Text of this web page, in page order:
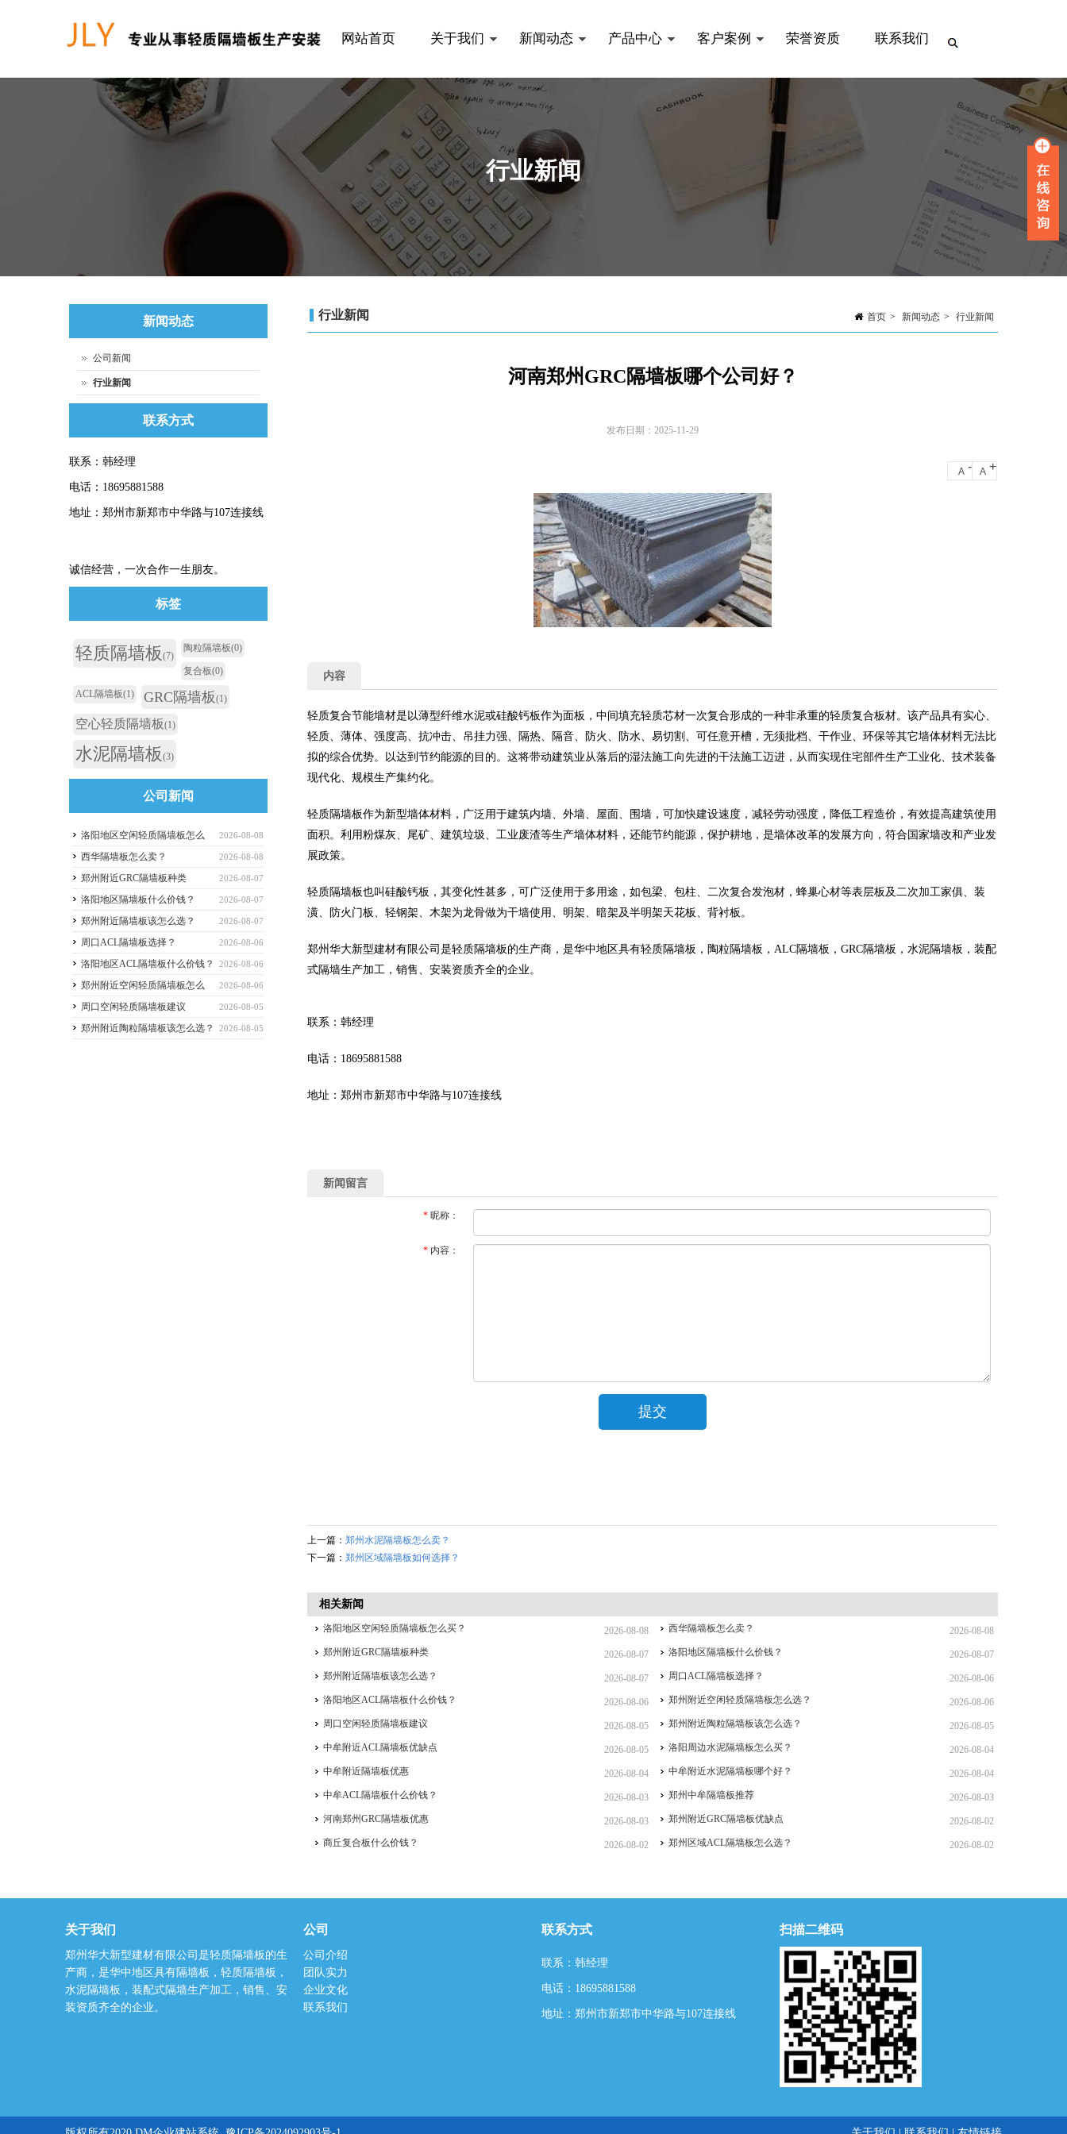
网站首页 关于我们 新闻动态 产品中心 客户案例 荣誉资质 联系我们
行业新闻
首页 > 新闻动态 > 行业新闻
行业新闻
河南郑州GRC隔墙板哪个公司好？
发布日期：2025-11-29
A - A +
内容
轻质复合节能墙材是以薄型纤维水泥或硅酸钙板作为面板，中间填充轻质芯材一次复合形成的一种非承重的轻质复合板材。该产品具有实心、
轻质、薄体、强度高、抗冲击、吊挂力强、隔热、隔音、防火、防水、易切割、可任意开槽，无须批档、干作业、环保等其它墙体材料无法比
拟的综合优势。以达到节约能源的目的。这将带动建筑业从落后的湿法施工向先进的干法施工迈进，从而实现住宅部件生产工业化、技术装备
现代化、规模生产集约化。
轻质隔墙板作为新型墙体材料，广泛用于建筑内墙、外墙、屋面、围墙，可加快建设速度，减轻劳动强度，降低工程造价，有效提高建筑使用
面积。利用粉煤灰、尾矿、建筑垃圾、工业废渣等生产墙体材料，还能节约能源，保护耕地，是墙体改革的发展方向，符合国家墙改和产业发
展政策。
轻质隔墙板也叫硅酸钙板，其变化性甚多，可广泛使用于多用途，如包梁、包柱、二次复合发泡材，蜂巢心材等表层板及二次加工家俱、装
潢、防火门板、轻钢架、木架为龙骨做为干墙使用、明架、暗架及半明架天花板、背衬板。
郑州华大新型建材有限公司是轻质隔墙板的生产商，是华中地区具有轻质隔墙板，陶粒隔墙板，ALC隔墙板，GRC隔墙板，水泥隔墙板，装配
式隔墙生产加工，销售、安装资质齐全的企业。
联系：韩经理
电话：18695881588
地址：郑州市新郑市中华路与107连接线
新闻留言
* 昵称：
* 内容：
上一篇： 郑州水泥隔墙板怎么卖？
下一篇： 郑州区域隔墙板如何选择？
相关新闻
2026-08-08
洛阳地区空闲轻质隔墙板怎么买？ 2026-08-08
西华隔墙板怎么卖？
2026-08-07
郑州附近GRC隔墙板种类 2026-08-07
洛阳地区隔墙板什么价钱？
2026-08-07
郑州附近隔墙板该怎么选？ 2026-08-06
周口ACL隔墙板选择？
2026-08-06
洛阳地区ACL隔墙板什么价钱？ 2026-08-06
郑州附近空闲轻质隔墙板怎么选？
2026-08-05
周口空闲轻质隔墙板建议 2026-08-05
郑州附近陶粒隔墙板该怎么选？
2026-08-05
中牟附近ACL隔墙板优缺点 2026-08-04
洛阳周边水泥隔墙板怎么买？
2026-08-04
中牟附近隔墙板优惠 2026-08-04
中牟附近水泥隔墙板哪个好？
2026-08-03
中牟ACL隔墙板什么价钱？ 2026-08-03
郑州中牟隔墙板推荐
2026-08-03
河南郑州GRC隔墙板优惠 2026-08-02
郑州附近GRC隔墙板优缺点
2026-08-02
商丘复合板什么价钱？ 2026-08-02
郑州区域ACL隔墙板怎么选？
新闻动态
公司新闻
行业新闻
联系方式
联系：韩经理
电话：18695881588
地址：郑州市新郑市中华路与107连接线
诚信经营，一次合作一生朋友。
标签
轻质隔墙板 (7)
陶粒隔墙板(0)
复合板(0)
ACL隔墙板(1) GRC隔墙板(1)
空心轻质隔墙板(1)
水泥隔墙板 (3)
公司新闻
2026-08-08
洛阳地区空闲轻质隔墙板怎么
买？
2026-08-08
西华隔墙板怎么卖？
2026-08-07
郑州附近GRC隔墙板种类
2026-08-07
洛阳地区隔墙板什么价钱？
2026-08-07
郑州附近隔墙板该怎么选？
2026-08-06
周口ACL隔墙板选择？
2026-08-06
洛阳地区ACL隔墙板什么价钱？
2026-08-06
郑州附近空闲轻质隔墙板怎么
选？
2026-08-05
周口空闲轻质隔墙板建议
2026-08-05
郑州附近陶粒隔墙板该怎么选？
关于我们
郑州华大新型建材有限公司是轻质隔墙板的生
产商，是华中地区具有隔墙板，轻质隔墙板，
水泥隔墙板，装配式隔墙生产加工，销售、安
装资质齐全的企业。
公司
公司介绍
团队实力
企业文化
联系我们
联系方式
联系：韩经理
电话：18695881588
地址：郑州市新郑市中华路与107连接线
扫描二维码